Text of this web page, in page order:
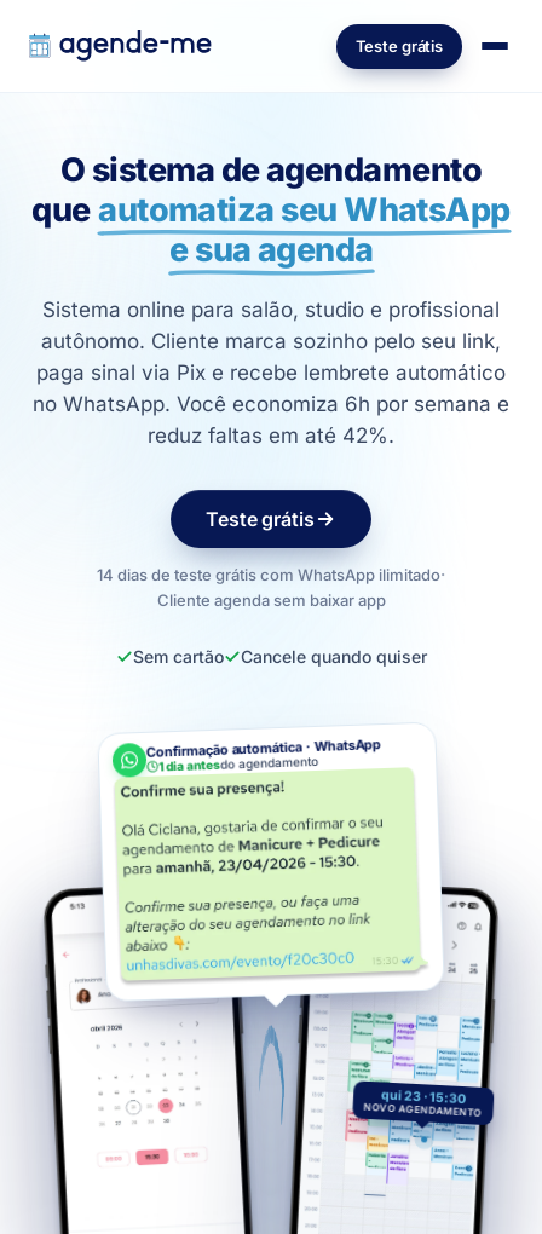
Teste grátis
O sistema de agendamento
queautomatiza seu WhatsApp
e sua agenda
Sistema online para salão, studio e profissional
autônomo. Cliente marca sozinho pelo seu link,
paga sinal via Pix e recebe lembrete automático
no WhatsApp. Você economiza 6h por semana e
reduz faltas em até 42%.
Teste grátis
14 dias de teste grátis com WhatsApp ilimitado·
Cliente agenda sem baixar app
Sem cartão Cancele quando quiser
qui 23 · 15:30
NOVO AGENDAMENTO
Confirmação automática · WhatsApp
1 dia antesdo agendamento